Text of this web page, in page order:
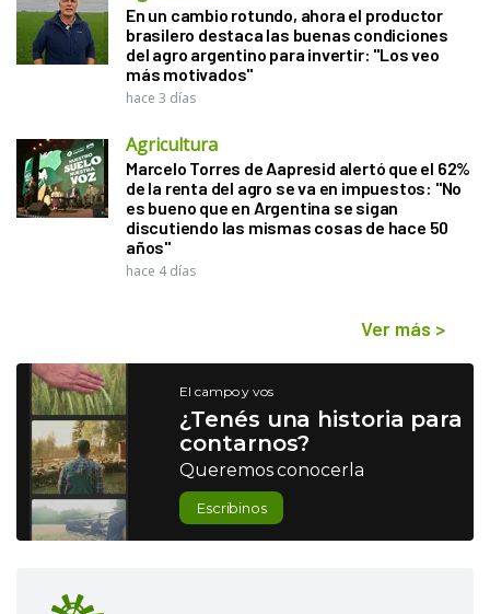
En un cambio rotundo, ahora el productor
brasilero destaca las buenas condiciones
del agro argentino para invertir: "Los veo
más motivados"
hace 3 días
Agricultura
Marcelo Torres de Aapresid alertó que el 62%
de la renta del agro se va en impuestos: "No
es bueno que en Argentina se sigan
discutiendo las mismas cosas de hace 50
años"
hace 4 días
Ver más >
El campo y vos
¿Tenés una historia para
contarnos?
Queremos conocerla
Escribinos